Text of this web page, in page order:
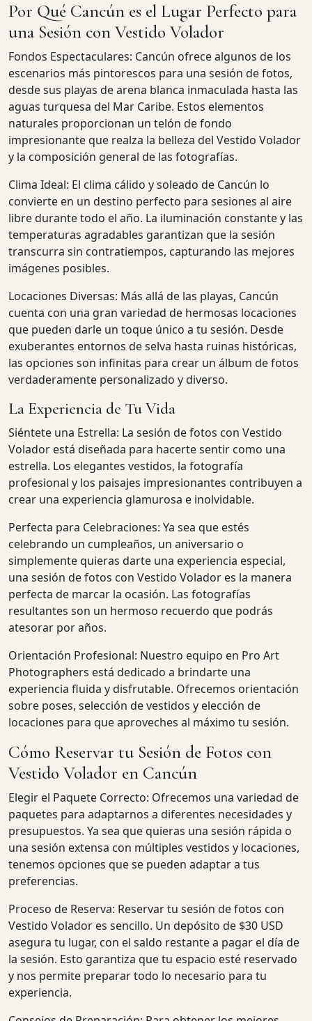
Por Qué Cancún es el Lugar Perfecto para
una Sesión con Vestido Volador
Fondos Espectaculares: Cancún ofrece algunos de los
escenarios más pintorescos para una sesión de fotos,
desde sus playas de arena blanca inmaculada hasta las
aguas turquesa del Mar Caribe. Estos elementos
naturales proporcionan un telón de fondo
impresionante que realza la belleza del Vestido Volador
y la composición general de las fotografías.
Clima Ideal: El clima cálido y soleado de Cancún lo
convierte en un destino perfecto para sesiones al aire
libre durante todo el año. La iluminación constante y las
temperaturas agradables garantizan que la sesión
transcurra sin contratiempos, capturando las mejores
imágenes posibles.
Locaciones Diversas: Más allá de las playas, Cancún
cuenta con una gran variedad de hermosas locaciones
que pueden darle un toque único a tu sesión. Desde
exuberantes entornos de selva hasta ruinas históricas,
las opciones son infinitas para crear un álbum de fotos
verdaderamente personalizado y diverso.
La Experiencia de Tu Vida
Siéntete una Estrella: La sesión de fotos con Vestido
Volador está diseñada para hacerte sentir como una
estrella. Los elegantes vestidos, la fotografía
profesional y los paisajes impresionantes contribuyen a
crear una experiencia glamurosa e inolvidable.
Perfecta para Celebraciones: Ya sea que estés
celebrando un cumpleaños, un aniversario o
simplemente quieras darte una experiencia especial,
una sesión de fotos con Vestido Volador es la manera
perfecta de marcar la ocasión. Las fotografías
resultantes son un hermoso recuerdo que podrás
atesorar por años.
Orientación Profesional: Nuestro equipo en Pro Art
Photographers está dedicado a brindarte una
experiencia fluida y disfrutable. Ofrecemos orientación
sobre poses, selección de vestidos y elección de
locaciones para que aproveches al máximo tu sesión.
Cómo Reservar tu Sesión de Fotos con
Vestido Volador en Cancún
Elegir el Paquete Correcto: Ofrecemos una variedad de
paquetes para adaptarnos a diferentes necesidades y
presupuestos. Ya sea que quieras una sesión rápida o
una sesión extensa con múltiples vestidos y locaciones,
tenemos opciones que se pueden adaptar a tus
preferencias.
Proceso de Reserva: Reservar tu sesión de fotos con
Vestido Volador es sencillo. Un depósito de $30 USD
asegura tu lugar, con el saldo restante a pagar el día de
la sesión. Esto garantiza que tu espacio esté reservado
y nos permite preparar todo lo necesario para tu
experiencia.